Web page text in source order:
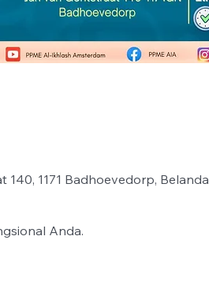
1171 Badhoevedorp, Belanda
Anda.